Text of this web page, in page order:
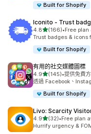
Built for Shopify
Iconito ‑ Trust
4.8滿分 5 顆星
(166)
共有 166 則評價
•Free
Trust badges & icons
Built for Shopify
有用的社交媒體圖標
4.9滿分 5 顆星
(145)
共有 145 則評價
•提供免費
透過 Facebook、
Built for Shopify
Livo: Scarcity
4.9滿分 5 顆星
(32)
共有 32 則評價
•Free plan
Hurrify urgency &